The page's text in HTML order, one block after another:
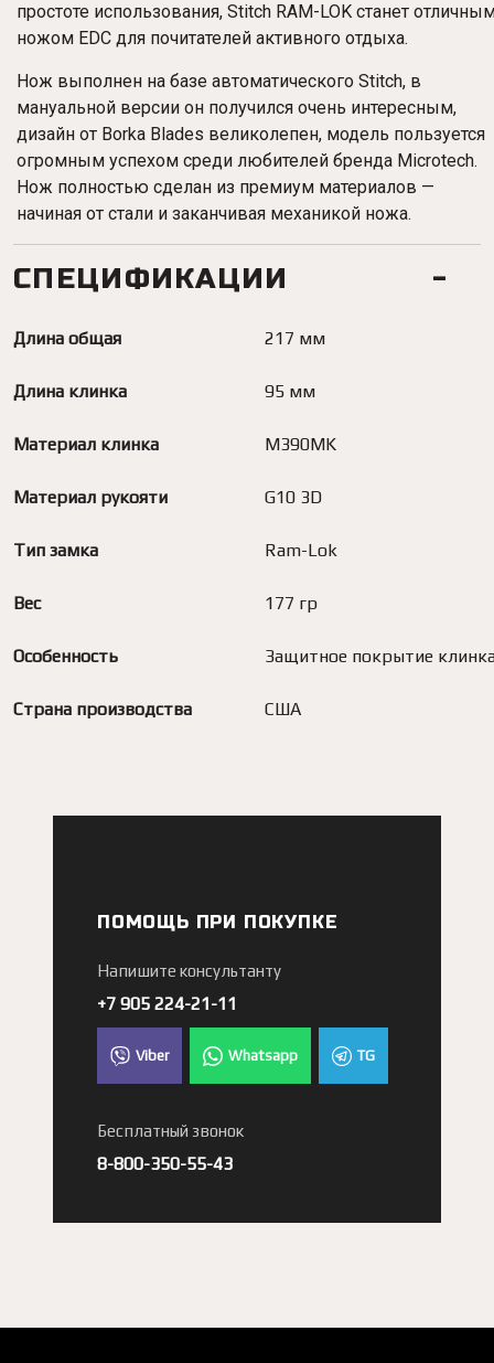
простоте использования, Stitch RAM-LOK станет
ножом EDC для почитателей активного отдыха.
Нож выполнен на базе автоматического Stitch, в
мануальной версии он получился очень интересным,
дизайн от Borka Blades великолепен, модель пользуется
огромным успехом среди любителей бренда Microtech.
Нож полностью сделан из премиум материалов —
начиная от стали и заканчивая механикой ножа.
СПЕЦИФИКАЦИИ
Длина общая 217 мм
Длина клинка 95 мм
Материал клинка M390MK
Материал рукояти G10 3D
Тип замка Ram-Lok
Вес 177 гр
Особенность Защитное покрытие
Страна производства США
ПОМОЩЬ ПРИ ПОКУПКЕ
Напишите консультанту
+7 905 224-21-11
Viber Whatsapp TG
Бесплатный звонок
8-800-350-55-43